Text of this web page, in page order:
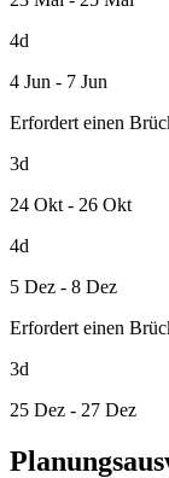
4d
4 Jun - 7 Jun
Erfordert einen
3d
24 Okt - 26 Okt
4d
5 Dez - 8 Dez
Erfordert einen
3d
25 Dez - 27 Dez